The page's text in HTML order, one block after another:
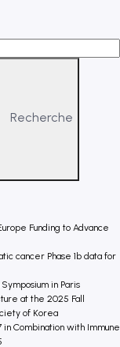
Recherche
Funding to Advance
cancer Phase 1b data for
in Paris
at the 2025 Fall
of Korea
in Combination with Immune